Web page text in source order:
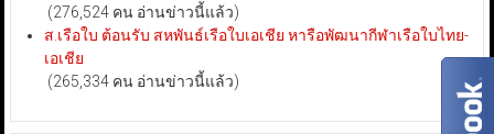
(276,524 คน อ่านข่าวนี้แล้ว)
ส.เรือใบ ต้อนรับ สหพันธ์เรือใบเอเชีย หารือพัฒนากีฬาเรือใบไทย-
เอเชีย
(265,334 คน อ่านข่าวนี้แล้ว)